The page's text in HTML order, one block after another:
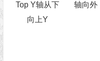
Top Y轴从下
向上Y
轴向外